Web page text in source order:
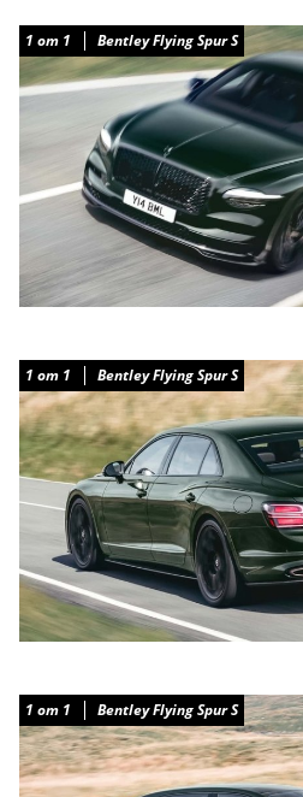
1 от 1 Bentley Flying Spur S
1 от 1 Bentley Flying Spur S
1 от 1 Bentley Flying Spur S